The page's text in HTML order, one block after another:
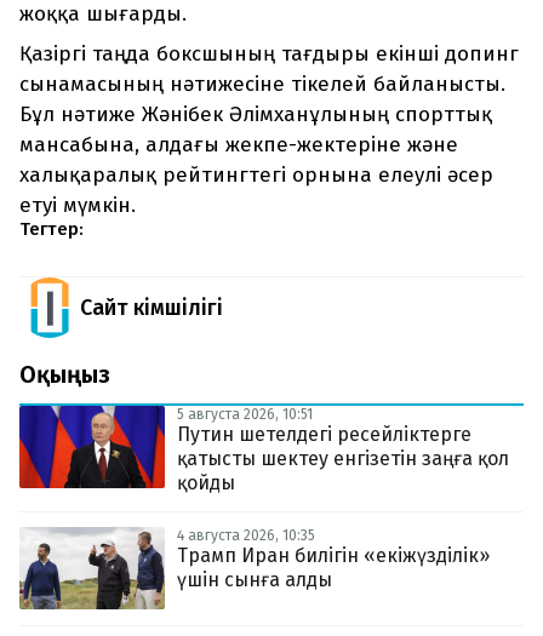
жоққа шығарды.
Қазіргі таңда боксшының тағдыры екінші допинг
сынамасының нәтижесіне тікелей байланысты.
Бұл нәтиже Жәнібек Әлімханұлының спорттық
мансабына, алдағы жекпе-жектеріне және
халықаралық рейтингтегі орнына елеулі әсер
етуі мүмкін.
Тегтер:
Сайт Әкімшілігі
Оқыңыз
5 августа 2026, 10:51
Путин шетелдегі ресейліктерге
қатысты шектеу енгізетін заңға қол
қойды
4 августа 2026, 10:35
Трамп Иран билігін «екіжүзділік»
үшін сынға алды